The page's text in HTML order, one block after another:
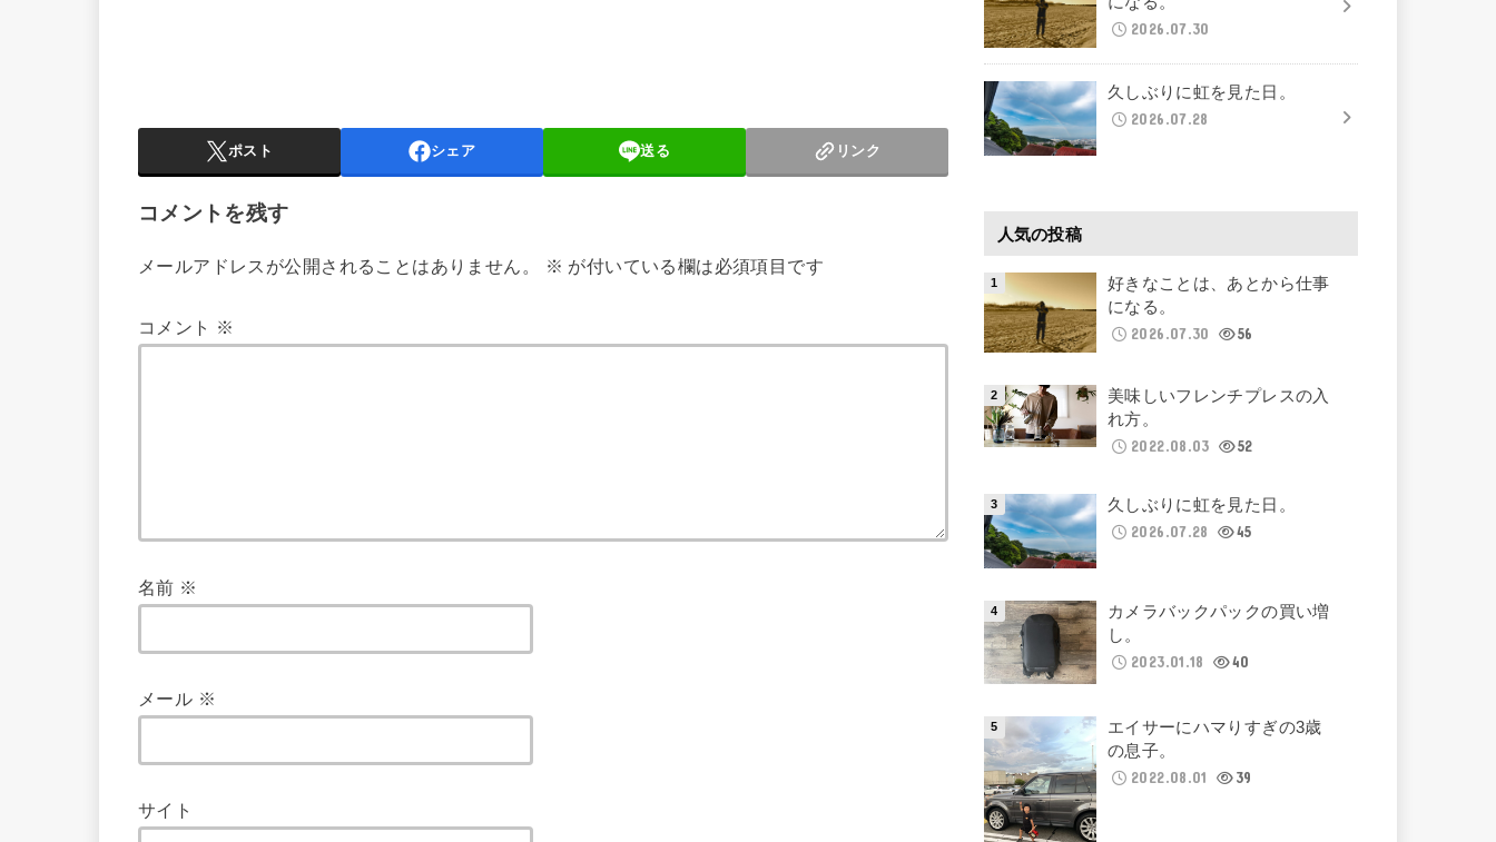
ポスト シェア 送る リンク
コメントを残す
メールアドレスが公開されることはありません。 ※ が付いている欄は必須項目です
コメント ※
名前 ※
メール ※
サイト
2026.07.30
久しぶりに虹を見た日。
2026.07.28
人気の投稿
好きなことは、あとから仕事
になる。
2026.07.30
56
美味しいフレンチプレスの入
れ方。
2022.08.03
52
久しぶりに虹を見た日。
2026.07.28
45
カメラバックパックの買い増
し。
2023.01.18
40
エイサーにハマりすぎの3歳
の息子。
2022.08.01
39